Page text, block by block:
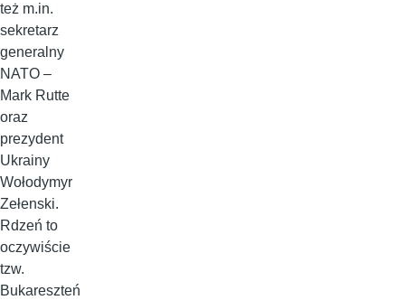
też m.in.
sekretarz
generalny
NATO –
Mark Rutte
oraz
prezydent
Ukrainy
Wołodymyr
Zełenski.
Rdzeń to
oczywiście
tzw.
Bukareszteń